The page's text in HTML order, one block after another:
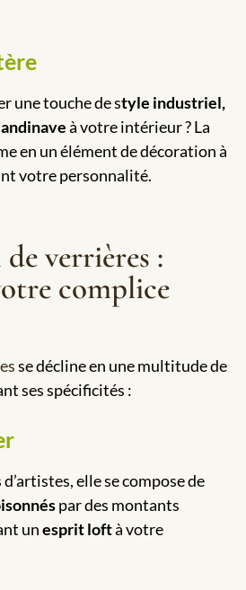
une touche de style industriel,
à votre intérieur ? La
en un élément de décoration à
votre personnalité.
verrières :
complice
se décline en une multitude de
ses spécificités :
elle se compose de
par des montants
unesprit loftà votre